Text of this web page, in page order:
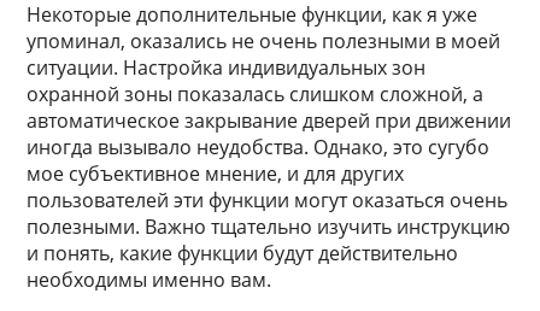
Некоторые дополнительные функции, как я уже
упоминал, оказались не очень полезными в моей
ситуации. Настройка индивидуальных зон
охранной зоны показалась слишком сложной, а
автоматическое закрывание дверей при движении
иногда вызывало неудобства. Однако, это сугубо
мое субъективное мнение, и для других
пользователей эти функции могут оказаться очень
полезными. Важно тщательно изучить инструкцию
и понять, какие функции будут действительно
необходимы именно вам.